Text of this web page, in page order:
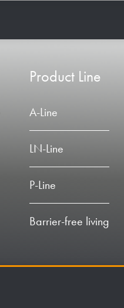
Product Line
A-Line
LN-Line
P-Line
Barrier-free living